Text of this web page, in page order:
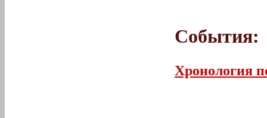
События:
Хронология